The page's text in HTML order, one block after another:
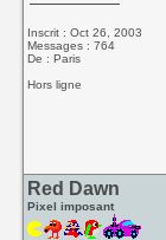
Inscrit : Oct 26, 2003
Messages : 764
De : Paris
Hors ligne
Red Dawn
Pixel imposant